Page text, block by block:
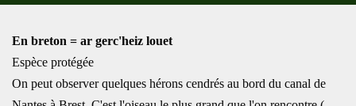
En breton = ar gerc'heiz louet
Espèce protégée
On peut observer quelques hérons cendrés au bord du canal de